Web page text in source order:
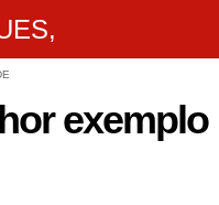
,
exemplo